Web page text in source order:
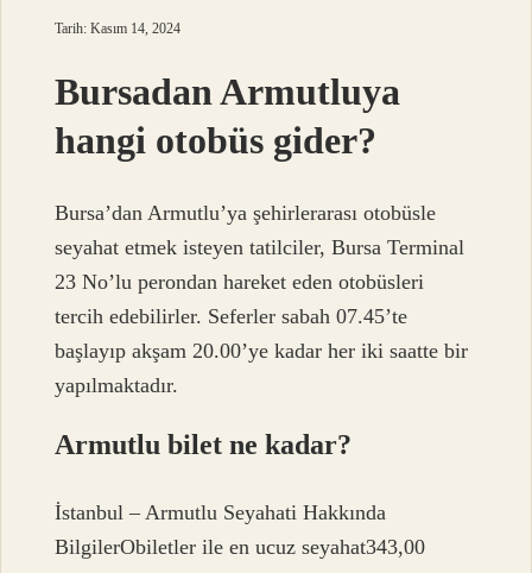
Tarih: Kasım 14, 2024
Bursadan Armutluya
hangi otobüs gider?
Bursa’dan Armutlu’ya şehirlerarası otobüsle
seyahat etmek isteyen tatilciler, Bursa Terminal
23 No’lu perondan hareket eden otobüsleri
tercih edebilirler. Seferler sabah 07.45’te
başlayıp akşam 20.00’ye kadar her iki saatte bir
yapılmaktadır.
Armutlu bilet ne kadar?
İstanbul – Armutlu Seyahati Hakkında
BilgilerObiletler ile en ucuz seyahat343,00